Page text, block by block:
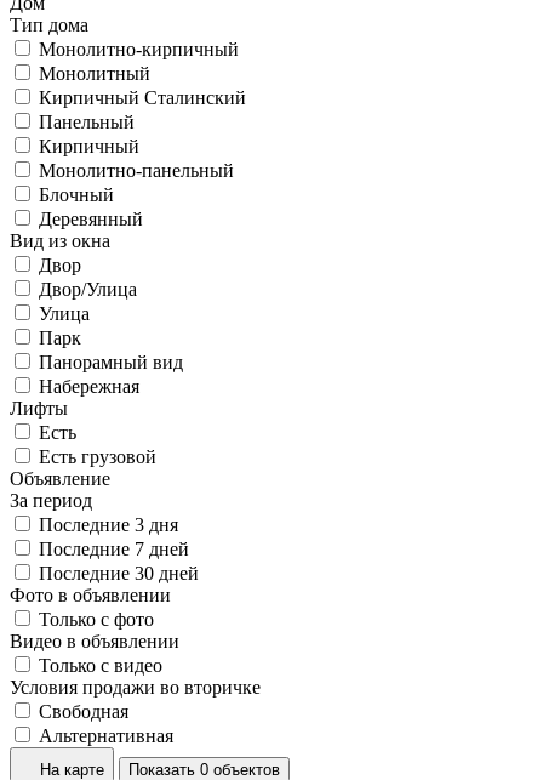
Тип дома
Монолитно-кирпичный
Монолитный
Кирпичный Сталинский
Панельный
Кирпичный
Монолитно-панельный
Блочный
Деревянный
Вид из окна
Двор
Двор/Улица
Улица
Парк
Панорамный вид
Набережная
Лифты
Есть
Есть грузовой
Объявление
За период
Последние 3 дня
Последние 7 дней
Последние 30 дней
Фото в объявлении
Только с фото
Видео в объявлении
Только с видео
Условия продажи во вторичке
Свободная
Альтернативная
На карте
Показать 0 объектов